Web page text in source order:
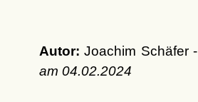
Autor: Joachim Schäfer -
am 04.02.2024